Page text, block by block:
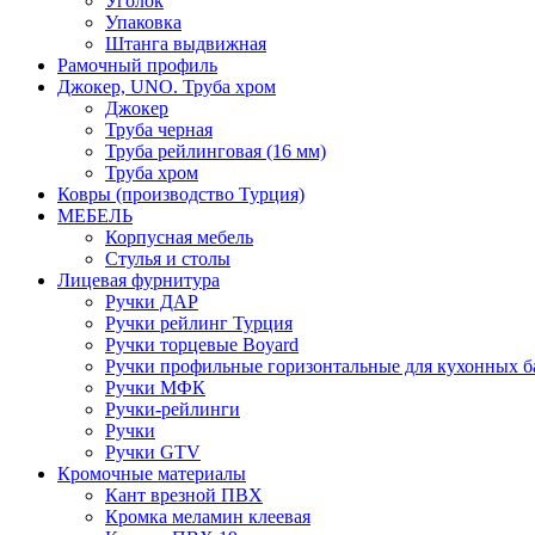
Упаковка
Штанга выдвижная
Рамочный профиль
Джокер, UNO. Труба хром
Джокер
Труба черная
Труба рейлинговая (16 мм)
Труба хром
Ковры (производство Турция)
МЕБЕЛЬ
Корпусная мебель
Стулья и столы
Лицевая фурнитура
Ручки ДАР
Ручки рейлинг Турция
Ручки торцевые Boyard
Ручки профильные горизонтальные для кухонных
Ручки МФК
Ручки-рейлинги
Ручки
Ручки GTV
Кромочные материалы
Кант врезной ПВХ
Кромка меламин клеевая